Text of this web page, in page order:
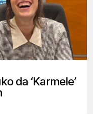
da ‘Karmele’